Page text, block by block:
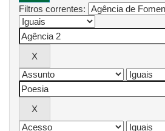
Filtros correntes: